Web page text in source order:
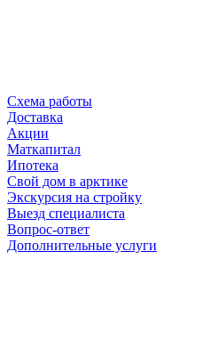
Схема работы
Доставка
Акции
Маткапитал
Ипотека
Свой дом в арктике
Экскурсия на стройку
Выезд специалиста
Вопрос-ответ
Дополнительные услуги